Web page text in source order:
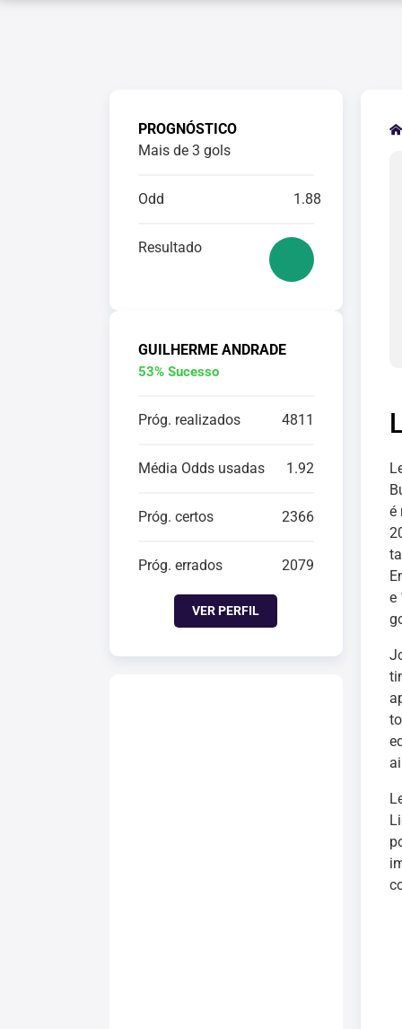
PROGNÓSTICO
Mais de 3 gols
Odd 1.88
Resultado
GUILHERME ANDRADE
53% Sucesso
Próg. realizados 4811
Média Odds usadas 1.92
Próg. certos 2366
Próg. errados 2079
VER PERFIL
é
e